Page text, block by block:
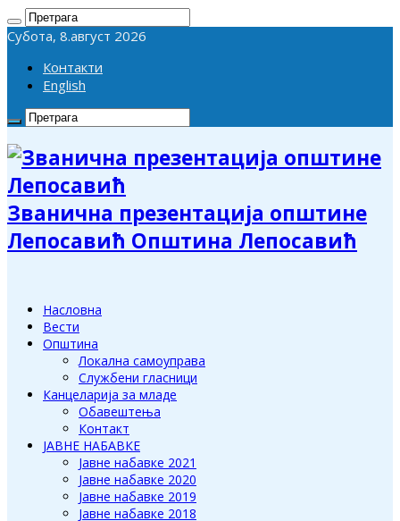
Субота, 8.август 2026
Контакти
English
Званична презентација општине
Лепосавић Општина Лепосавић
Насловна
Вести
Општина
Локална самоуправа
Службени гласници
Канцеларија за младе
Обавештења
Контакт
ЈАВНЕ НАБАВКЕ
Јавне набавке 2021
Јавне набавке 2020
Јавне набавке 2019
Јавне набавке 2018